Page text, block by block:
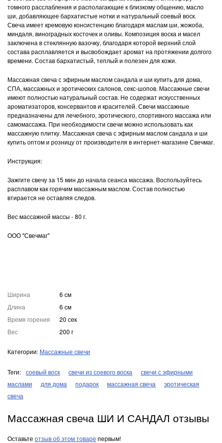
томного расслабления и располагающие к близкому общению, масло
ши, добавляющее бархатистые нотки и натуральный соевый воск.
Свеча имеет кремовую консистенцию благодаря маслам ши, жожоба,
миндаля, виноградных косточек и оливы. Композиция воска и масел
заключена в стеклянную вазочку, благодаря которой верхний слой
состава расплавляется и высвобождает аромат на протяжении долгого
времени. Состав бархатистый, теплый и полезен для кожи.
Массажная свеча с эфирным маслом сандала и ши купить для дома,
СПА, массажных и эротических салонов, секс-шопов. Массажные свечи
имеют полностью натуральный состав. Не содержат искусственных
ароматизаторов, консервантов и красителей. Свечи массажные
предназначены для лечебного, эротического, спортивного массажа или
самомассажа. При необходимости свечи можно использовать как
массажную плитку. Массажная свеча с эфирным маслом сандала и ши
купить оптом и розницу от производителя в интернет-магазине Свечмаг.
Инструкция:
Зажгите свечу за 15 мин до начала сеанса массажа. Воспользуйтесь
расплавом как горячим массажным маслом. Состав полностью
втирается не оставляя следов.
Вес массажной массы - 80 г.
ООО "Свечмаг"
Ширина
6 см
Длина
6 см
Время горения
20 сек
Вес
200 г
Категории: Массажные свечи
Теги: соевый воск свечи из соевого воска
свечи с эфирными
маслами
для дома подарок массажная свеча
эротическая
свеча
Массажная свеча ШИ И САНДАЛ отзывы
Оставьте отзыв об этом товаре первым!